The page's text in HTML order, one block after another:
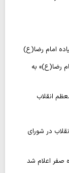
امام رضا(ع)
رضا(ع)» به
انقلاب
در شورای
صفر اعلام شد